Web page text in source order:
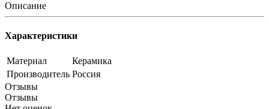
Описание
Характеристики
Материал
Керамика
Производитель Россия
Отзывы
Отзывы